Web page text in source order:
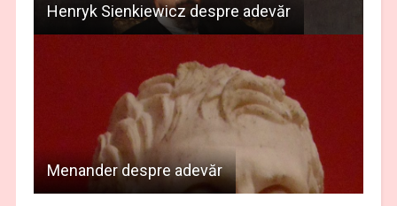
Henryk Sienkiewicz despre adevăr
Menander despre adevăr